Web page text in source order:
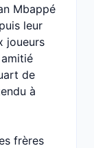
Mbappé
leur
joueurs
de
à
frères